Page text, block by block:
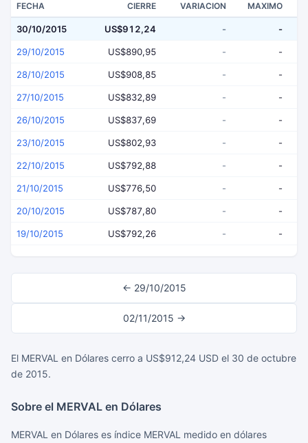
FECHA CIERRE VARIACION MAXIMO
30/10/2015 US$912,24 - -
29/10/2015 US$890,95 - -
28/10/2015 US$908,85 - -
27/10/2015 US$832,89 - -
26/10/2015 US$837,69 - -
23/10/2015 US$802,93 - -
22/10/2015 US$792,88 - -
21/10/2015 US$776,50 - -
20/10/2015 US$787,80 - -
19/10/2015 US$792,26 - -
← 29/10/2015
02/11/2015 →
El MERVAL en Dólares cerro a US$912,24 USD el 30 de octubre
de 2015.
Sobre el MERVAL en Dólares
MERVAL en Dólares es índice MERVAL medido en dólares